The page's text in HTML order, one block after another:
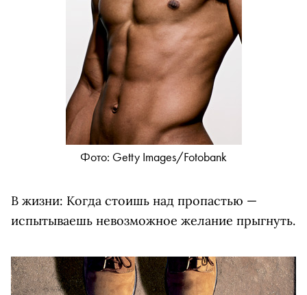
Фото: Getty Images/Fotobank
В жизни: Когда стоишь над пропастью —
испытываешь невозможное желание прыгнуть.